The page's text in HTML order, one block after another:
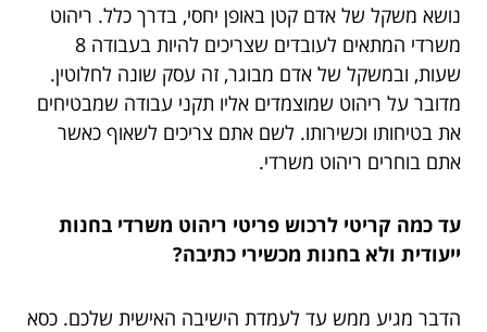
נושא משקל של אדם קטן באופן יחסי, בדרך כלל. ריהוט
משרדי המתאים לעובדים שצריכים להיות בעבודה 8
שעות, ובמשקל של אדם מבוגר, זה עסק שונה לחלוטין.
מדובר על ריהוט שמוצמדים אליו תקני עבודה שמבטיחים
את בטיחותו וכשירותו. לשם אתם צריכים לשאוף כאשר
אתם בוחרים ריהוט משרדי.
עד כמה קריטי לרכוש פריטי ריהוט משרדי בחנות
ייעודית ולא בחנות מכשירי כתיבה?
הדבר מגיע ממש עד לעמדת הישיבה האישית שלכם. כסא